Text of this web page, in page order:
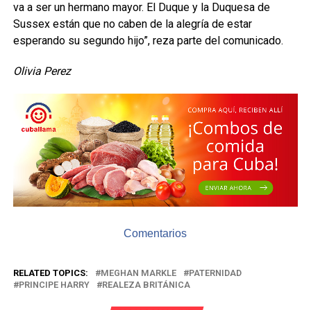
va a ser un hermano mayor. El Duque y la Duquesa de
Sussex están que no caben de la alegría de estar
esperando su segundo hijo”, reza parte del comunicado.
Olivia Perez
Comentarios
RELATED TOPICS: MEGHAN MARKLE
PATERNIDAD
PRINCIPE HARRY
REALEZA BRITÁNICA